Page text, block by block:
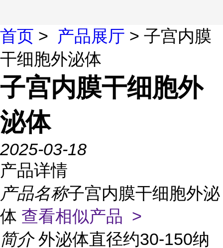
首页 > 产品展厅 > 子宫内膜
干细胞外泌体
子宫内膜干细胞外
泌体
2025-03-18
产品详情
产品名称子宫内膜干细胞外泌
体 查看相似产品 >
简介 外泌体直径约30-150纳